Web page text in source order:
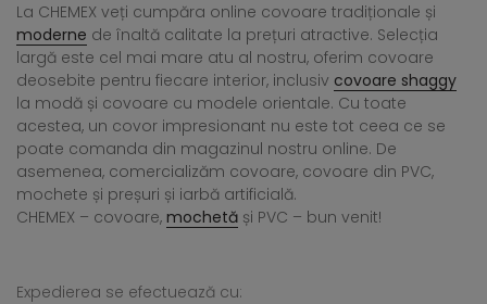
La CHEMEX veți cumpăra online covoare tradiționale și
moderne de înaltă calitate la prețuri atractive. Selecția
largă este cel mai mare atu al nostru, oferim covoare
deosebite pentru fiecare interior, inclusiv covoare shaggy
la modă și covoare cu modele orientale. Cu toate
acestea, un covor impresionant nu este tot ceea ce se
poate comanda din magazinul nostru online. De
asemenea, comercializăm covoare, covoare din PVC,
mochete și preșuri și iarbă artificială.
CHEMEX – covoare, mochetă și PVC – bun venit!
Expedierea se efectuează cu: